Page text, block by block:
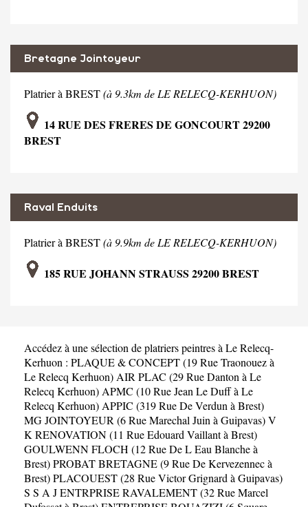
Bretagne Jointoyeur
Platrier à BREST(à 9.3km de LE RELECQ-KERHUON)
14 RUE DES FRERES DE GONCOURT 29200
BREST
Raval Enduits
Platrier à BREST(à 9.9km de LE RELECQ-KERHUON)
185 RUE JOHANN STRAUSS 29200 BREST
Accédez à une sélection de platriers peintres à Le Relecq-
Kerhuon : PLAQUE & CONCEPT (19 Rue Traonouez à
Le Relecq Kerhuon) AIR PLAC (29 Rue Danton à Le
Relecq Kerhuon) APMC (10 Rue Jean Le Duff à Le
Relecq Kerhuon) APPIC (319 Rue De Verdun à Brest)
MG JOINTOYEUR (6 Rue Marechal Juin à Guipavas)V
K RENOVATION (11 Rue Edouard Vaillant à Brest)
GOULWENN FLOCH (12 Rue De L Eau Blanche à
Brest)PROBAT BRETAGNE (9 Rue De Kervezennec à
Brest)PLACOUEST (28 Rue Victor Grignard à Guipavas)
S S A J ENTRPRISE RAVALEMENT (32 Rue Marcel